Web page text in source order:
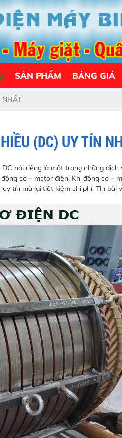
SẢN PHẨM BẢNG GIÁ
NHẤT
(DC) UY TÍN
nói riêng là một trong những dịch
cơ – motor điện. Khi động cơ –
uy tín mà lại tiết kiệm chi phí. Thì bài